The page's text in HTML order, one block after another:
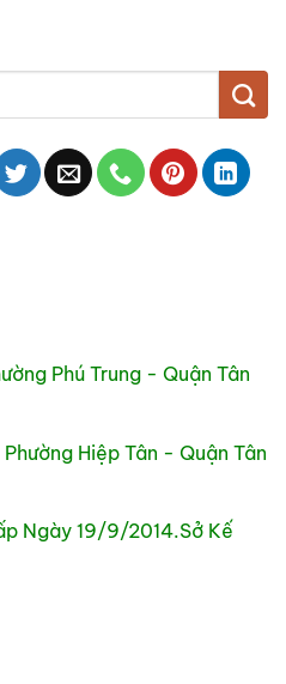
Phú Trung - Quận Tân
Hiệp Tân - Quận Tân
Ngày 19/9/2014.Sở Kế